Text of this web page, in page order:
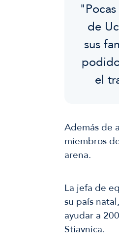
de
sus
el
Además de
miembros
arena.
La jefa de
su país
ayudar a
Stiavnica.